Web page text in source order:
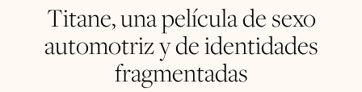
Titane, una película de sexo
automotriz y de identidades
fragmentadas